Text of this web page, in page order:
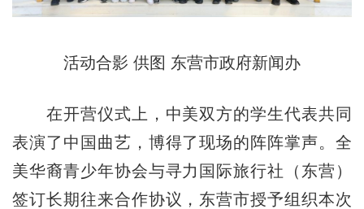
活动合影 供图 东营市政府新闻办
在开营仪式上，中美双方的学生代表共同
表演了中国曲艺，博得了现场的阵阵掌声。全
美华裔青少年协会与寻力国际旅行社（东营）
签订长期往来合作协议，东营市授予组织本次